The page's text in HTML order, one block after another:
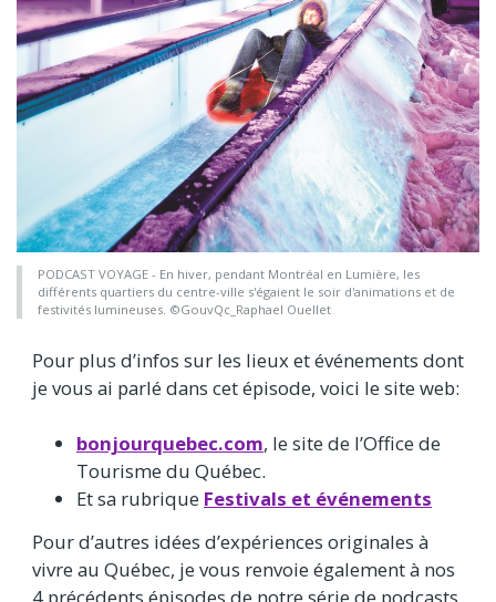
PODCAST VOYAGE - En hiver, pendant Montréal en Lumière, les
différents quartiers du centre-ville s'égaient le soir d'animations et de
festivités lumineuses. ©GouvQc_Raphael Ouellet
Pour plus d’infos sur les lieux et événements dont
je vous ai parlé dans cet épisode, voici le site web:
bonjourquebec.com, le site de l’Office de
Tourisme du Québec.
Et sa rubrique Festivals et événements
Pour d’autres idées d’expériences originales à
vivre au Québec, je vous renvoie également à nos